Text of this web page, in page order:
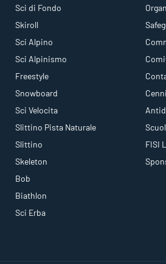
Sci di Fondo
Skiroll
Sci Alpino
Sci Alpinismo
Freestyle
Snowboard
Sci Velocita
Slittino Pista Naturale
Slittino
Skeleton
Bob
Biathlon
Sci Erba
FISI